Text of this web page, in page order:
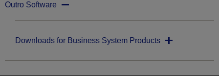
Outro Software
Downloads for Business System Products